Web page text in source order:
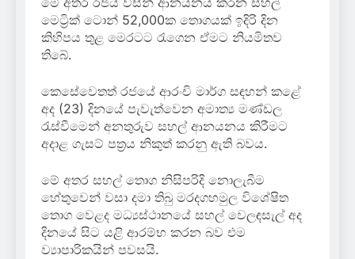
මෙට්‍රික් ටොන් 52,000ක තොගයක් ඉදිරි දින
කිහිපය තුළ මෙරටට රැගෙන ඒමට නියමිතව
තිබේ.
කෙසේවෙතත් රජයේ ආරංචි මාර්ග සඳහන් කළේ
අද (23) දිනයේ පැවැත්වෙන අමාත්‍ය මණ්ඩල
රැස්වීමෙන් අනතුරුව සහල් ආනයනය කිරීමට
අදාළ ගැසට් පත්‍රය නිකුත් කරනු ඇති බවය.
මේ අතර සහල් තොග නිසිපරිදි නොලැබීම
හේතුවෙන් වසා දමා තිබු මරදගහමුල විශේෂිත
තොග වෙළද මධ්‍යස්ථානයේ සහල් වෙලඳසැල් අද
දිනයේ සිට යළි ආරම්භ කරන බව එම
ව්‍යාපාරිකයින් පවසයි.